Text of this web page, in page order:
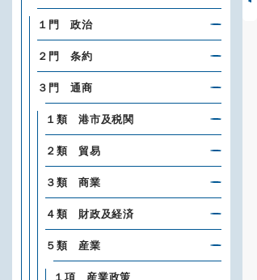
１門 政治
２門 条約
３門 通商
１類 港市及税関
２類 貿易
３類 商業
４類 財政及経済
５類 産業
１項 産業政策